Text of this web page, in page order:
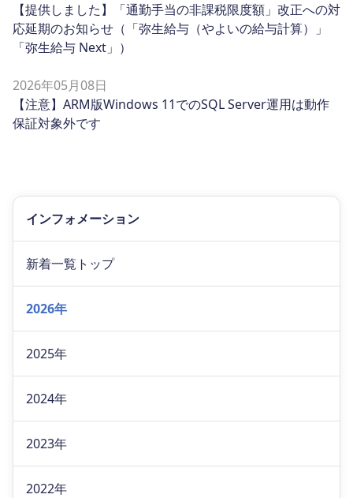
【提供しました】「通勤手当の非課税限度額」改正への対
応延期のお知らせ（「弥生給与（やよいの給与計算）」
「弥生給与 Next」）
2026年05月08日
【注意】ARM版Windows 11でのSQL Server運用は動作
保証対象外です
インフォメーション
新着一覧トップ
2026年
2025年
2024年
2023年
2022年